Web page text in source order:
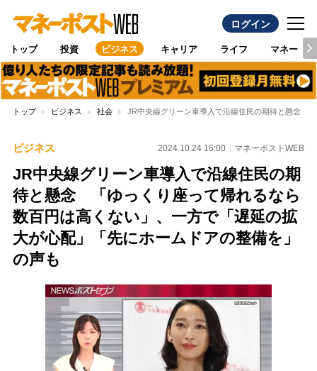
ログイン
トップ 投資 ビジネス キャリア ライフ マネー
トップ ビジネス 社会 JR中央線グリーン車導入で沿線住民の期待と懸念
ビジネス 2024.10.24 16:00 マネーポストWEB
JR中央線グリーン車導入で沿線住民の期
待と懸念 「ゆっくり座って帰れるなら
数百円は高くない」、一方で「遅延の拡
大が心配」「先にホームドアの整備を」
の声も